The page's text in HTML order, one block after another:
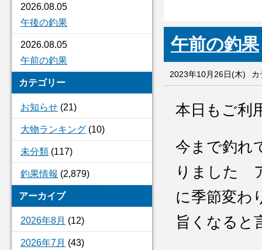
2026.08.05
午後の釣果
2026.08.05
午前の釣果
カテゴリー
お知らせ (21)
大物ランキング (10)
未分類 (117)
釣果情報 (2,879)
アーカイブ
2026年8月 (12)
2026年7月 (43)
午前の釣果
2023年10月26日(木) カ
本日もご利
今まで釣れ
りました
に季節変
旨くなる